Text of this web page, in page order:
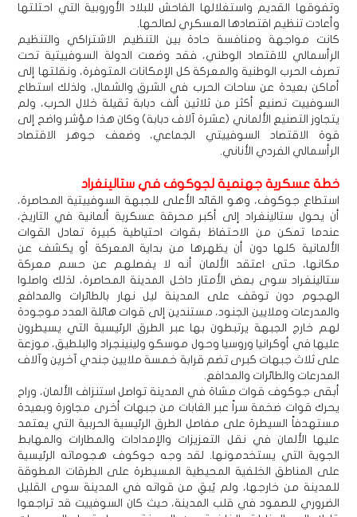
وتفوقها القديم واستغلالها الفاحش للبلاد الأوروبية التي احتلتها
وأعادت تنظيم اقتصادها العسكري لصالحها.
كانت مواجهة ومنافسة حادة بين التنظيم الاشتراكي والتنظيم
الرأسمالي للاقتصاد الوطني، فقد وضعت الدولة السوفييتية تحت
تصرف الحرب الوطنية والمعركة كل الإمكانات المتوفرة، ونقلتها إلى
أماكن بعيدة عن ساحات الحرب في الشرق والشمال، ولذلك استطاع
السوفييت تصنيع أكثر من ثلاثين ألف دبابة ثقيلة خلال الحرب، ولم
يتجاوز التصنيع الألماني (عشرة آلاف دبابة) وكان هذا مؤشر واضح إلى
قوة الاقتصاد السوفييتي الجماعي، وضعف جوهر الاقتصاد
الرأسمالي الفردي الأناني.
خطة عسكرية جهنمية لجوكوف في ستالينغراد
استطاع جوكوف، وهو القائد الأعلى للجبهة السوفييتية المحاصرة،
أن يحول ستالينغراد إلى أكبر محرقة عسكرية ألمانية في التاريخ،
عندما تمكن من الاحتفاظ بقوات احتياطية كبيرة تعادل القوات
الألمانية كلها دون أن يظهرها من بداية المعركة أو يكشف عن
مكانها، حتى اعتقد الألمان أنه لا يفصلهم عن حسم معركة
ستالينغراد سوى بعض الأمتار داخل المدينة المحاصرة، لذلك واصلوا
الهجوم دون توقف على المدينة ليل نهار بالطائرات والمدافع
والمدرعات وملايين الجنود، مستندين إلى قوات هائلة العدد موجودة
لهم خارج الجبهة يرتبطون بها عبر الطرق الرئيسية التي يسيطرون
عليها في أوكرانيا وروسيا وحول موسكو ولينينجراد والبلطيق، موزعة
على ثلاث جبهات كبرى تضم قرابة خمسة ملايين جندي آخرين وآلاف
المدرعات والطائرات والمدافع.
أبقى جوكوف قوات مشاة في المدينة تواصل استنزاف الألمان، وراح
يحرك قوات ضخمة سراً عبر الغابات من جبهات أخرى مجاورة وبعيدة
مستهدفاً السيطرة على مفاصل الطرق الرئيسية الحربية التي يعتمد
عليها الألمان في نقل التعزيزات والإمدادات والمطارات والمهابط
الجوية التي يستخدمونها. لقد وجه جوكوف هجوماته الرئيسية
على المناطق الخلفية المحيطية المسيطرة على الطرقات المطوقة
للمدينة من خارجها، ولم يُبقِ من قواته في المدينة سوى القليل
الضروري للصمود في قلب المدينة، حيث كان السوفييت قد تراجعوا